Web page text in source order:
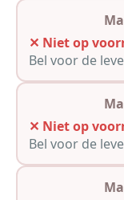
✕ Niet op
Bel voor de
✕ Niet op
Bel voor de